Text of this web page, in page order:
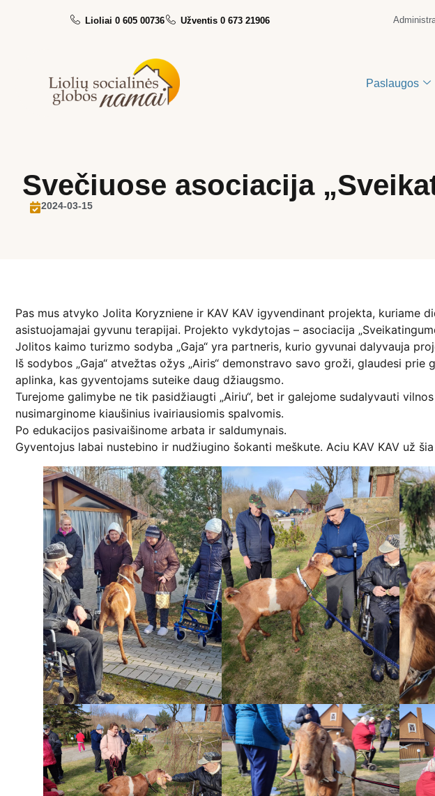
Lioliai 0 605 00736 Užventis 0 673 21906
Paslaugos
Svečiuose asociacija
2024-03-15
Pas mus atvyko Jolita Koryzniene ir KAV KAV igyvendinant projekta, kuriame
asistuojamajai gyvunu terapijai. Projekto vykdytojas – asociacija
Jolitos kaimo turizmo sodyba „Gaja“ yra partneris, kurio gyvunai dalyvauja
Iš sodybos „Gaja“ atvežtas ožys „Airis“ demonstravo savo groži, glaudesi prie
aplinka, kas gyventojams suteike daug džiaugsmo.
Turejome galimybe ne tik pasidžiaugti „Airiu“, bet ir galejome sudalyvauti
nusimarginome kiaušinius ivairiausiomis spalvomis.
Po edukacijos pasivaišinome arbata ir saldumynais.
Gyventojus labai nustebino ir nudžiugino šokanti meškute. Aciu KAV KAV už